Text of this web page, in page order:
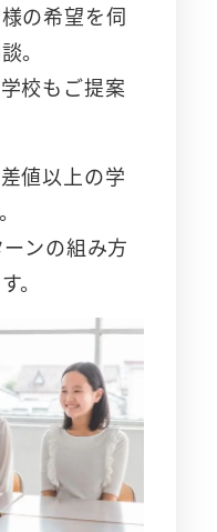
の希望を伺
。
校もご提案
値以上の学
ンの組み方
。